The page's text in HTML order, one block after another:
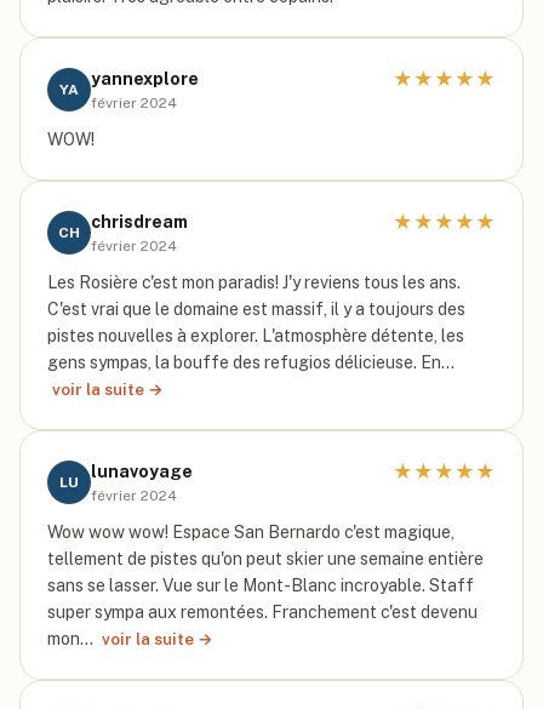
YA
yannexplore
février 2024
★ ★ ★ ★ ★
WOW!
CH
chrisdream
février 2024
★ ★ ★ ★ ★
Les Rosière c'est mon paradis! J'y reviens tous les ans.
C'est vrai que le domaine est massif, il y a toujours des
pistes nouvelles à explorer. L'atmosphère détente, les
gens sympas, la bouffe des refugios délicieuse. En…
voir la suite →
LU
lunavoyage
février 2024
★ ★ ★ ★ ★
Wow wow wow! Espace San Bernardo c'est magique,
tellement de pistes qu'on peut skier une semaine entière
sans se lasser. Vue sur le Mont-Blanc incroyable. Staff
super sympa aux remontées. Franchement c'est devenu
mon… voir la suite →